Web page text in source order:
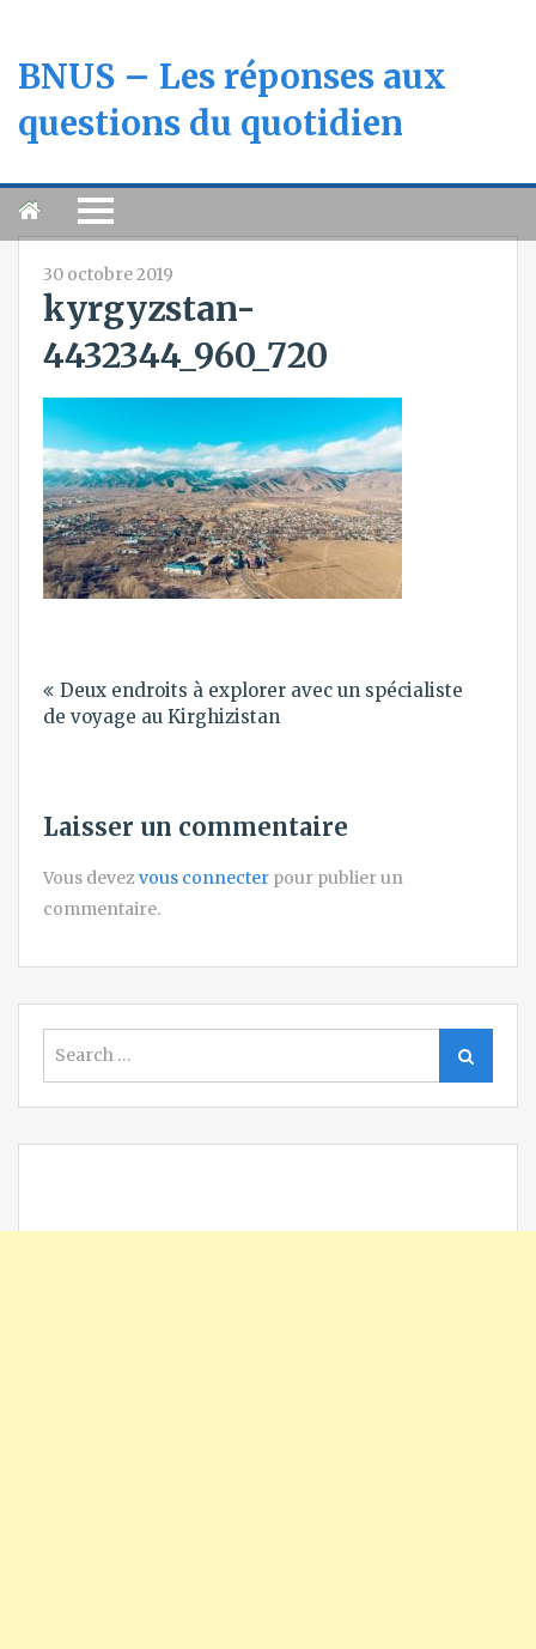
BNUS – Les réponses aux
questions du quotidien
30 octobre 2019
kyrgyzstan-
4432344_960_720
deDeux endroits à explorer avec un spécialiste
de voyage au Kirghizistan
Laisser un commentaire
Vous devezvous connecter pour publier un
commentaire.
for:
Search